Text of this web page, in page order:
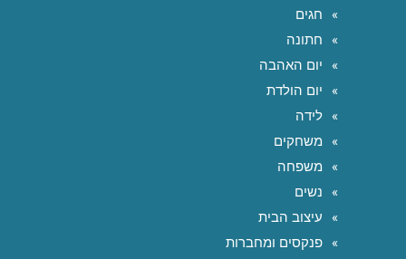
חגים
חתונה
יום האהבה
יום הולדת
לידה
משחקים
משפחה
נשים
עיצוב הבית
פנקסים ומחברות